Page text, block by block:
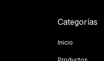
Categorías
Inicio